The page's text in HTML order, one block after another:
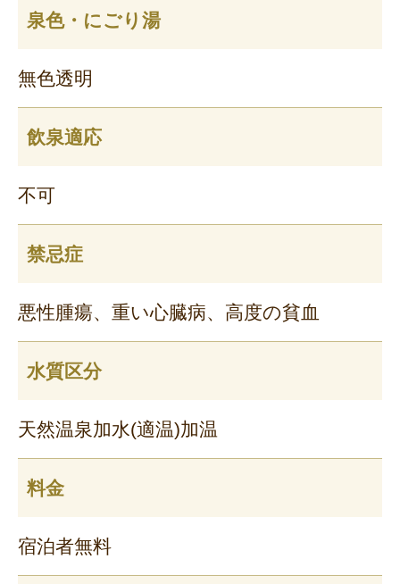
泉色・にごり湯
無色透明
飲泉適応
不可
禁忌症
悪性腫瘍、重い心臓病、高度の貧血
水質区分
天然温泉加水(適温)加温
料金
宿泊者無料